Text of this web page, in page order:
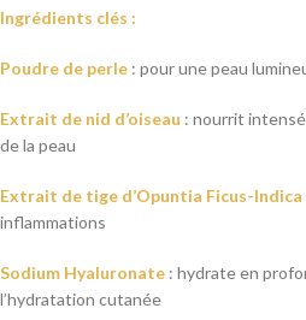
Ingrédients clés :
Poudre de perle : pour une peau
Extrait de nid d’oiseau : nourrit
de la peau
Extrait de tige d’Opuntia Ficus-Indica
inflammations
Sodium Hyaluronate : hydrate en
l’hydratation cutanée